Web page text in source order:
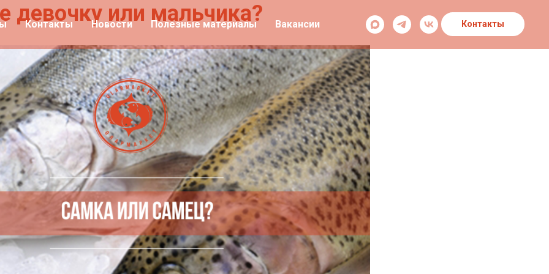
Контакты Новости Полезные материалы Вакансии Контакты
девочку или мальчика?